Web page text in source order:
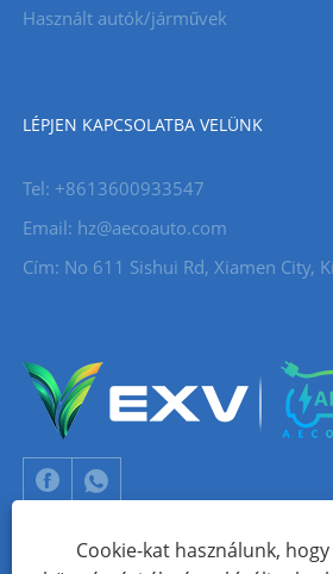
Használt autók/járművek
LÉPJEN KAPCSOLATBA VELÜNK
Tel: +8613600933547
Email: hz@aecoauto.com
Cím: No 611 Sishui Rd, Xiamen City,
Cookie-kat használunk,